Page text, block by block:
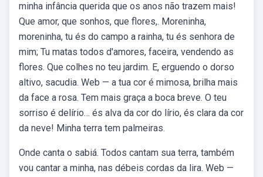
minha infância querida que os anos não trazem mais!
Que amor, que sonhos, que flores,. Moreninha,
moreninha, tu és do campo a rainha, tu és senhora de
mim; Tu matas todos d'amores, faceira, vendendo as
flores. Que colhes no teu jardim. E, erguendo o dorso
altivo, sacudia. Web — a tua cor é mimosa, brilha mais
da face a rosa. Tem mais graça a boca breve. O teu
sorriso é delírio… és alva da cor do lírio, és clara da cor
da neve! Minha terra tem palmeiras.
Onde canta o sabiá. Todos cantam sua terra, também
vou cantar a minha, nas débeis cordas da lira. Web —